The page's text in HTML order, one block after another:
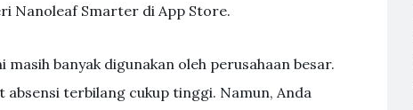
Nanoleaf Smarter di App Store.
banyak digunakan oleh perusahaan besar.
terbilang cukup tinggi. Namun, Anda